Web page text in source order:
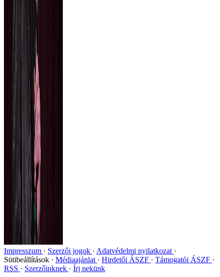
Impresszum Szerzői jogok
Adatvédelmi nyilatkozat
Sütibeállítások
Médiaajánlat Hirdetői ÁSZF
Támogatói ÁSZF
RSS
Szerzőinknek Írj nekünk